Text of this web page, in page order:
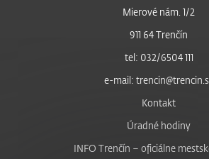
Mierové nám. 1/2
911 64 Trenčín
tel: 032/6504 111
e-mail:
Kontakt
Úradné hodiny
INFO Trenčín – oficiálne